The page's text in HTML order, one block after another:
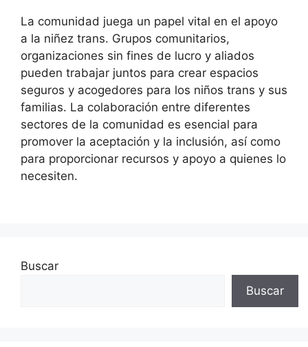
La comunidad juega un papel vital en el apoyo
a la niñez trans. Grupos comunitarios,
organizaciones sin fines de lucro y aliados
pueden trabajar juntos para crear espacios
seguros y acogedores para los niños trans y sus
familias. La colaboración entre diferentes
sectores de la comunidad es esencial para
promover la aceptación y la inclusión, así como
para proporcionar recursos y apoyo a quienes lo
necesiten.
Buscar
Buscar